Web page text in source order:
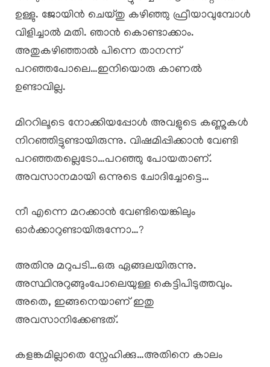
ഉള്ളു. ജോയിൻ ചെയ്തു കഴിഞ്ഞു ഫ്രീയാവുമ്പോൾ
വിളിച്ചാൽ മതി. ഞാൻ കൊണ്ടാക്കാം.
അതുകഴിഞ്ഞാൽ പിന്നെ താനന്ന്
പറഞ്ഞപോലെ…ഇനിയൊരു കാണൽ
ഉണ്ടാവില്ല.
മിററിലൂടെ നോക്കിയപ്പോൾ അവളുടെ കണ്ണുകൾ
നിറഞ്ഞിട്ടുണ്ടായിരുന്നു. വിഷമിപ്പിക്കാൻ വേണ്ടി
പറഞ്ഞതല്ലെടോ…പറഞ്ഞു പോയതാണ്.
അവസാനമായി ഒന്നുടെ ചോദിച്ചോട്ടെ…
നീ എന്നെ മറക്കാൻ വേണ്ടിയെങ്കിലും
ഓർക്കാറുണ്ടായിരുന്നോ…?
അതിനു മറുപടി…ഒരു ഏങ്ങലയിരുന്നു.
അസ്ഥിനുറുങ്ങുംപോലെയുള്ള കെട്ടിപിടുത്തവും.
അതെ, ഇങ്ങനെയാണ് ഇതു
അവസാനിക്കേണ്ടത്.
കളങ്കമില്ലാതെ സ്നേഹിക്കു…അതിനെ കാലം